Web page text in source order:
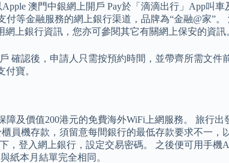
澳門中銀網上開戶 Pay於「滴滴出行」App叫
等金融服務的網上銀行渠道，品牌為“金融@家”
上銀行資訊，您亦可參閱其它有關網上保安的資訊
確認後，申請人只需按預約時間，並帶齊所需文件
寶。
及價值200港元的免費海外WiFi上網服務。 旅行
員機存款，須留意每間銀行的最低存款要求不一，
，登入網上銀行，設定交易密碼。 之後便可用手
紙本月結單完全相同。